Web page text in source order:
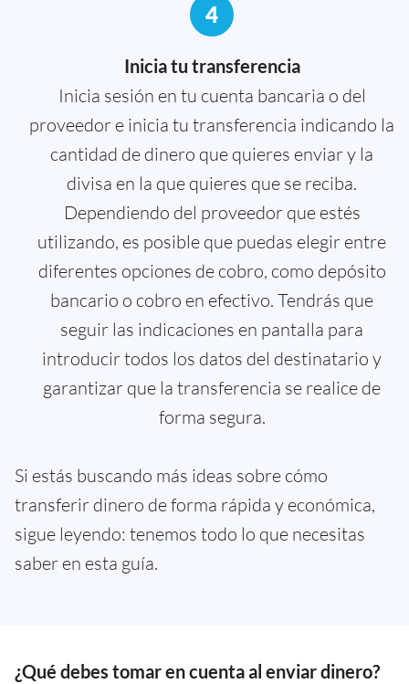
4
Inicia tu transferencia
Inicia sesión en tu cuenta bancaria o del
proveedor e inicia tu transferencia indicando la
cantidad de dinero que quieres enviar y la
divisa en la que quieres que se reciba.
Dependiendo del proveedor que estés
utilizando, es posible que puedas elegir entre
diferentes opciones de cobro, como depósito
bancario o cobro en efectivo. Tendrás que
seguir las indicaciones en pantalla para
introducir todos los datos del destinatario y
garantizar que la transferencia se realice de
forma segura.
Si estás buscando más ideas sobre cómo
transferir dinero de forma rápida y económica,
sigue leyendo: tenemos todo lo que necesitas
saber en esta guía.
¿Qué debes tomar en cuenta al enviar dinero?